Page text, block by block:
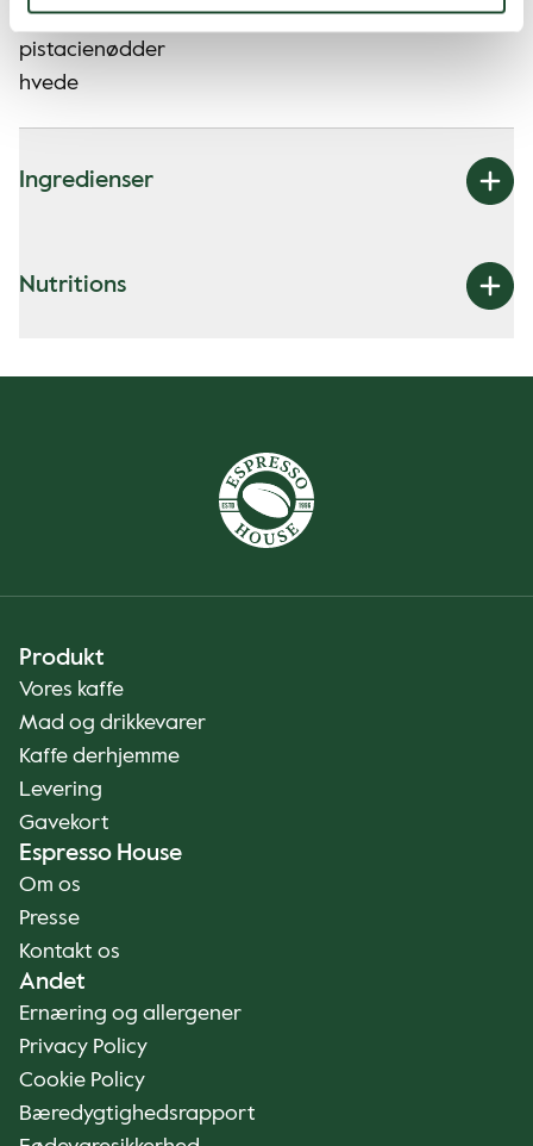
mandler
pistacienødder
hvede
Ingredienser
Nutritions
Produkt
Vores kaffe
Mad og drikkevarer
Kaffe derhjemme
Levering
Gavekort
Espresso House
Om os
Presse
Kontakt os
Andet
Ernæring og allergener
Privacy Policy
Cookie Policy
Bæredygtighedsrapport